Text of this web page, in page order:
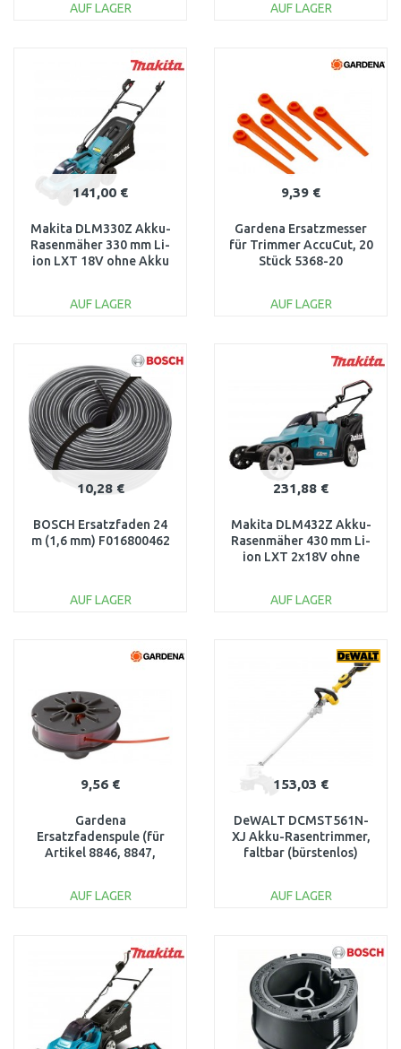
AUF LAGER
Vergleichen
AUF LAGER
141,00 €
Makita DLM330Z Akku-
Rasenmäher 330 mm Li-
ion LXT 18V ohne Akku
AUF LAGER
Vergleichen
9,39 €
Gardena Ersatzmesser
für Trimmer AccuCut, 20
Stück 5368-20
AUF LAGER
10,28 €
BOSCH Ersatzfaden 24
m (1,6 mm) F016800462
AUF LAGER
231,88 €
Makita DLM432Z Akku-
Rasenmäher 430 mm Li-
ion LXT 2x18V ohne
AUF LAGER
Vergleichen
9,56 €
Gardena
Ersatzfadenspule (für
Artikel 8846, 8847,
AUF LAGER
Vergleichen
153,03 €
DeWALT DCMST561N-
XJ Akku-Rasentrimmer,
faltbar (bürstenlos)
AUF LAGER
Vergleichen